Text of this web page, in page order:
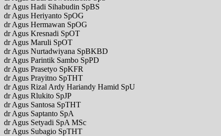
dr Agus Hadi Sihabudin SpBS
dr Agus Heriyanto SpOG
dr Agus Hermawan SpOG
dr Agus Kresnadi SpOT
dr Agus Maruli SpOT
dr Agus Nurtadwiyana SpBKBD
dr Agus Parintik Sambo SpPD
dr Agus Prasetyo SpKFR
dr Agus Prayitno SpTHT
dr Agus Rizal Ardy Hariandy Hamid SpU
dr Agus Rlukito SpJP
dr Agus Santosa SpTHT
dr Agus Saptanto SpA
dr Agus Setyadi SpA MSc
dr Agus Subagio SpTHT